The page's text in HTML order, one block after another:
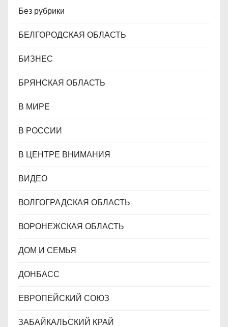
Без рубрики
БЕЛГОРОДСКАЯ ОБЛАСТЬ
БИЗНЕС
БРЯНСКАЯ ОБЛАСТЬ
В МИРЕ
В РОССИИ
В ЦЕНТРЕ ВНИМАНИЯ
ВИДЕО
ВОЛГОГРАДСКАЯ ОБЛАСТЬ
ВОРОНЕЖСКАЯ ОБЛАСТЬ
ДОМ И СЕМЬЯ
ДОНБАСС
ЕВРОПЕЙСКИЙ СОЮЗ
ЗАБАЙКАЛЬСКИЙ КРАЙ